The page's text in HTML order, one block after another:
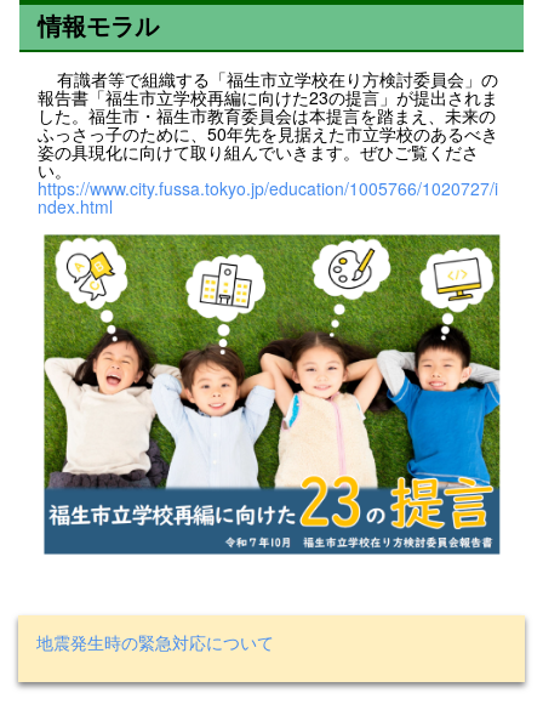
情報モラル
有識者等で組織する「福生市立学校在り方検討委員会」の
報告書「福生市立学校再編に向けた23の提言」が提出されま
した。福生市・福生市教育委員会は本提言を踏まえ、未来の
ふっさっ子のために、50年先を見据えた市立学校のあるべき
姿の具現化に向けて取り組んでいきます。ぜひご覧くださ
い。
https://www.city.fussa.tokyo.jp/education/1005766/1020727/i
ndex.html
地震発生時の緊急対応について